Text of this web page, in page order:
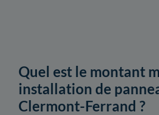
Quel est le montant
installation de
Clermont-Ferrand ?